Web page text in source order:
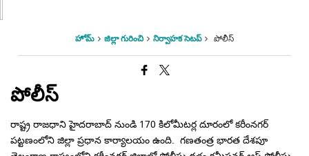
హోమ్ జిల్లా గురించి నిర్వాహక సెటప్ పోలీస్
పోలీస్
రాష్ట్ర రాజధాని హైదరాబాద్ నుండి 170 కిలోమీటర్ల దూరంలో కరీంనగర్
పట్టణంలోని జిల్లా ప్రధాన కార్యాలయం ఉంది. గణతంత్ర భారత దేశపూ